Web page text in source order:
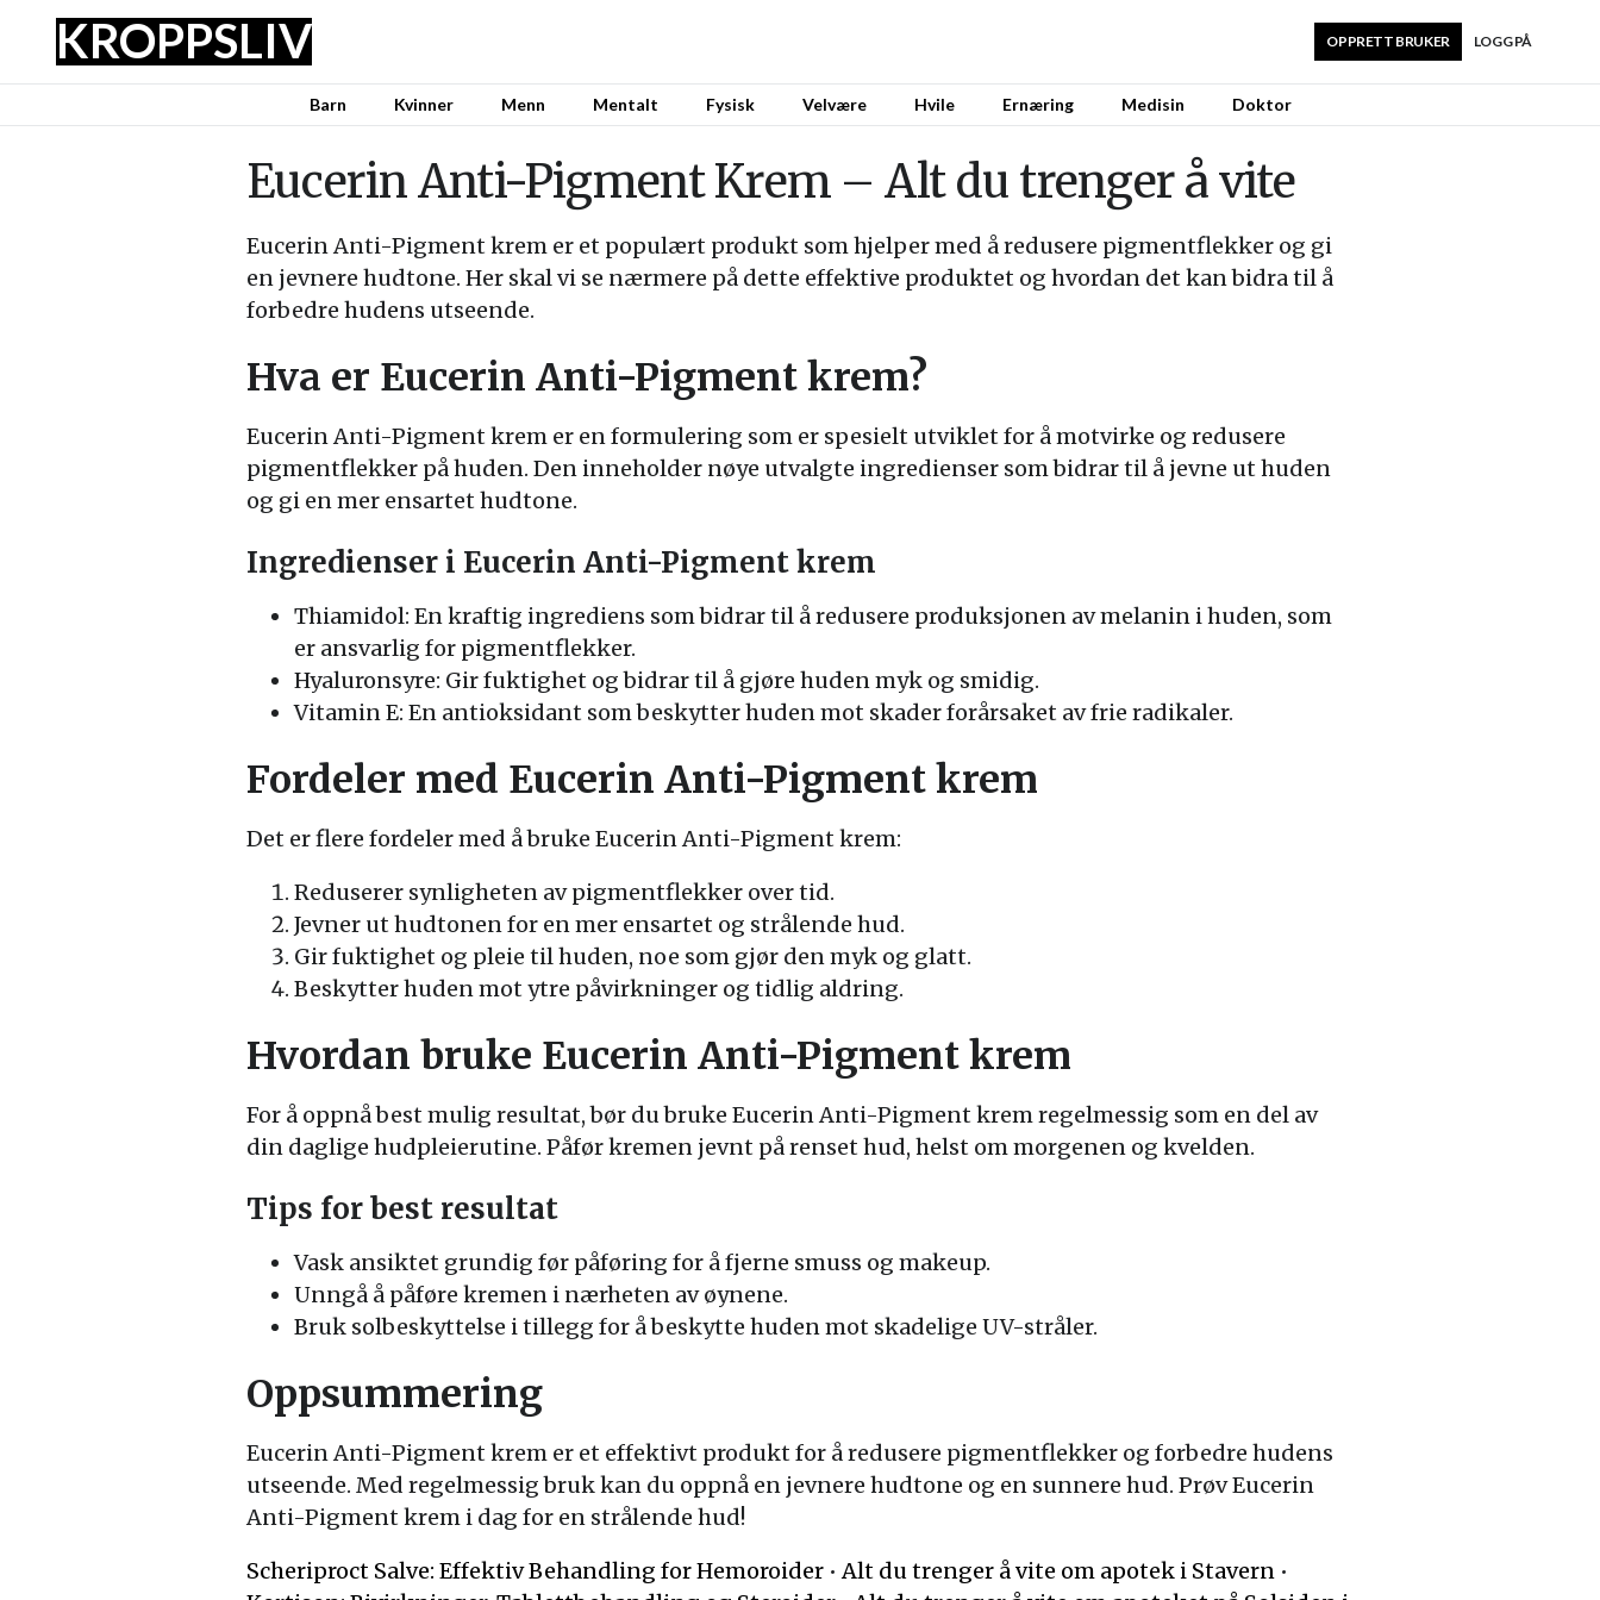
KROPPSLIV LOGG PÅ
OPPRETT BRUKER
Barn Kvinner Menn Mentalt Fysisk Velvære Hvile Ernæring Medisin Doktor
Eucerin Anti-Pigment Krem – Alt du trenger å vite
Eucerin Anti-Pigment krem er et populært produkt som hjelper med å redusere pigmentflekker og gi
en jevnere hudtone. Her skal vi se nærmere på dette effektive produktet og hvordan det kan bidra til å
forbedre hudens utseende.
Hva er Eucerin Anti-Pigment krem?
Eucerin Anti-Pigment krem er en formulering som er spesielt utviklet for å motvirke og redusere
pigmentflekker på huden. Den inneholder nøye utvalgte ingredienser som bidrar til å jevne ut huden
og gi en mer ensartet hudtone.
Ingredienser i Eucerin Anti-Pigment krem
Thiamidol: En kraftig ingrediens som bidrar til å redusere produksjonen av melanin i huden, som
er ansvarlig for pigmentflekker.
Hyaluronsyre: Gir fuktighet og bidrar til å gjøre huden myk og smidig.
Vitamin E: En antioksidant som beskytter huden mot skader forårsaket av frie radikaler.
Fordeler med Eucerin Anti-Pigment krem
Det er flere fordeler med å bruke Eucerin Anti-Pigment krem:
Reduserer synligheten av pigmentflekker over tid.
Jevner ut hudtonen for en mer ensartet og strålende hud.
Gir fuktighet og pleie til huden, noe som gjør den myk og glatt.
Beskytter huden mot ytre påvirkninger og tidlig aldring.
Hvordan bruke Eucerin Anti-Pigment krem
For å oppnå best mulig resultat, bør du bruke Eucerin Anti-Pigment krem regelmessig som en del av
din daglige hudpleierutine. Påfør kremen jevnt på renset hud, helst om morgenen og kvelden.
Tips for best resultat
Vask ansiktet grundig før påføring for å fjerne smuss og makeup.
Unngå å påføre kremen i nærheten av øynene.
Bruk solbeskyttelse i tillegg for å beskytte huden mot skadelige UV-stråler.
Oppsummering
Eucerin Anti-Pigment krem er et effektivt produkt for å redusere pigmentflekker og forbedre hudens
utseende. Med regelmessig bruk kan du oppnå en jevnere hudtone og en sunnere hud. Prøv Eucerin
Anti-Pigment krem i dag for en strålende hud!
Scheriproct Salve: Effektiv Behandling for Hemoroider •Alt du trenger å vite om apotek i Stavern •